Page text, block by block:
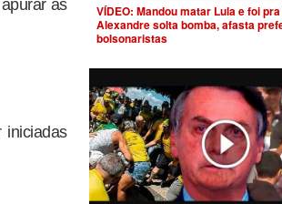
as
iniciadas
VÍDEO: Mandou matar Lula e foi
Alexandre solta bomba, afasta
bolsonaristas